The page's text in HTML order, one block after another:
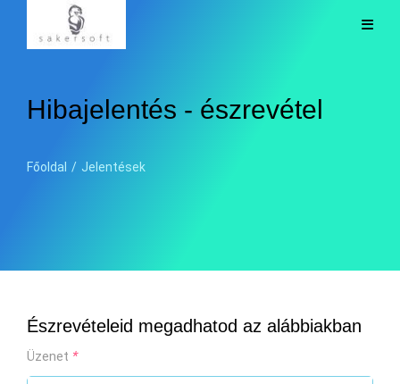
Hibajelentés - észrevétel
Főoldal / Jelentések
Észrevételeid megadhatod az alábbiakban
Üzenet *